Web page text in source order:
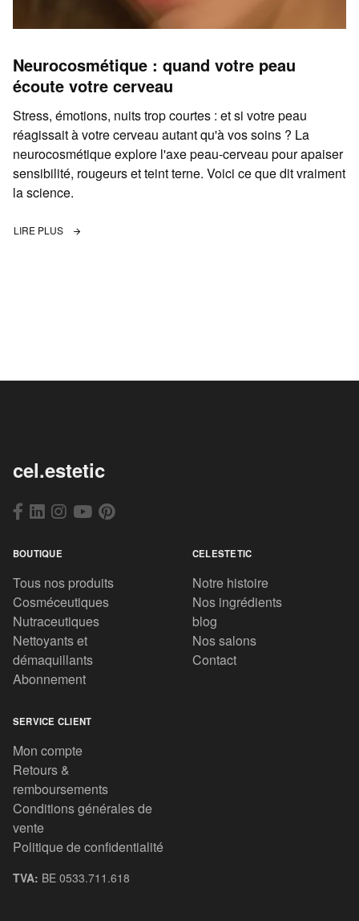
Neurocosmétique : quand votre peau
écoute votre cerveau
Stress, émotions, nuits trop courtes : et si votre peau
réagissait à votre cerveau autant qu'à vos soins ? La
neurocosmétique explore l'axe peau-cerveau pour apaiser
sensibilité, rougeurs et teint terne. Voici ce que dit vraiment
la science.
LIRE PLUS
cel.estetic
BOUTIQUE
Tous nos produits
Cosméceutiques
Nutraceutiques
Nettoyants et
démaquillants
Abonnement
CELESTETIC
Notre histoire
Nos ingrédients
blog
Nos salons
Contact
SERVICE CLIENT
Mon compte
Retours &
remboursements
Conditions générales de
vente
Politique de confidentialité
TVA: BE 0533.711.618